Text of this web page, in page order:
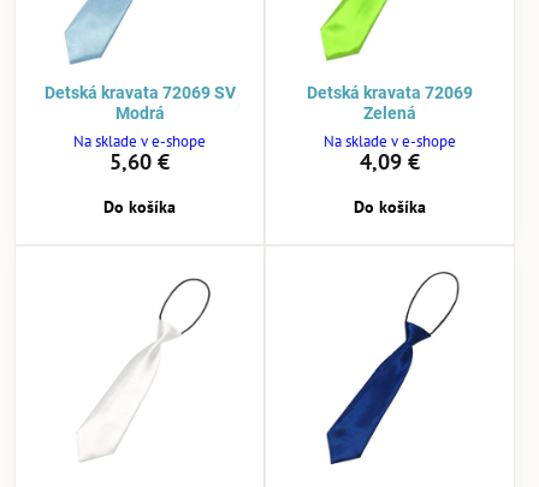
Detská kravata 72069 SV
Modrá
Na sklade v e-shope
5,60 €
Do košíka
Detská kravata 72069
Zelená
Na sklade v e-shope
4,09 €
Do košíka